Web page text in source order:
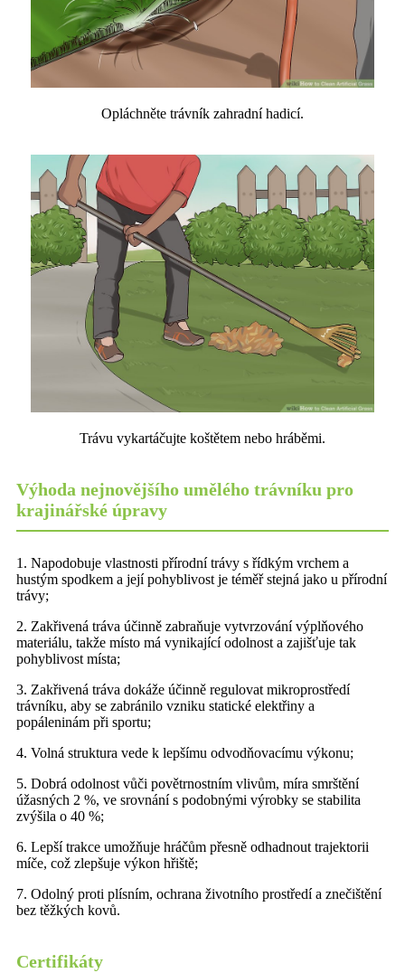
Opláchněte trávník zahradní hadicí.
Trávu vykartáčujte koštětem nebo hráběmi.
Výhoda nejnovějšího umělého trávníku pro
krajinářské úpravy
1. Napodobuje vlastnosti přírodní trávy s řídkým vrchem a
hustým spodkem a její pohyblivost je téměř stejná jako u přírodní
trávy;
2. Zakřivená tráva účinně zabraňuje vytvrzování výplňového
materiálu, takže místo má vynikající odolnost a zajišťuje tak
pohyblivost místa;
3. Zakřivená tráva dokáže účinně regulovat mikroprostředí
trávníku, aby se zabránilo vzniku statické elektřiny a
popáleninám při sportu;
4. Volná struktura vede k lepšímu odvodňovacímu výkonu;
5. Dobrá odolnost vůči povětrnostním vlivům, míra smrštění
úžasných 2 %, ve srovnání s podobnými výrobky se stabilita
zvýšila o 40 %;
6. Lepší trakce umožňuje hráčům přesně odhadnout trajektorii
míče, což zlepšuje výkon hřiště;
7. Odolný proti plísním, ochrana životního prostředí a znečištění
bez těžkých kovů.
Certifikáty